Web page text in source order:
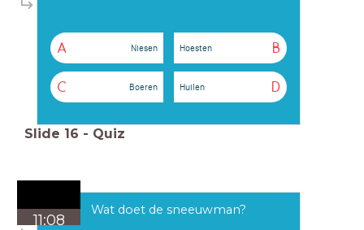
A Niesen B
Hoesten
C Boeren D
Huilen
Slide 16 - Quiz
11:08
Wat doet de sneeuwman?